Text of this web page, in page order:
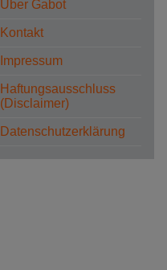
Über Gabot
Kontakt
Impressum
Haftungsausschluss
(Disclaimer)
Datenschutzerklärung